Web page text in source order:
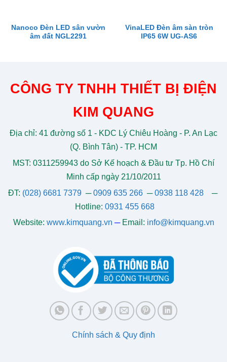
Nanoco Đèn LED sân vườn
âm đất NGL2291
VinaLED Đèn âm sàn tròn
IP65 6W UG-AS6
CÔNG TY TNHH THIẾT BỊ ĐIỆN
KIM QUANG
Địa chỉ: 41 đường số 1 - KDC Lý Chiêu Hoàng - P. An Lạc
(Q. Bình Tân) - TP. HCM
MST: 0311259943 do Sở Kế hoạch & Đầu tư Tp. Hồ Chí
Minh cấp ngày 21/10/2011
ĐT: (028) 6681 7379 ─0909 635 266─0938 118 428─
Hotline: 0931 455 668
Website: www.kimquang.vn ─ Email: info@kimquang.vn
Chính sách & Quy định